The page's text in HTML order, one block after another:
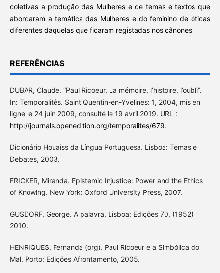
coletivas a produção das Mulheres e de temas e textos que
abordaram a temática das Mulheres e do feminino de óticas
diferentes daquelas que ficaram registadas nos cânones.
REFERÊNCIAS
DUBAR, Claude. “Paul Ricoeur, La mémoire, l’histoire, l’oubli”.
In: Temporalités. Saint Quentin-en-Yvelines: 1, 2004, mis en
ligne le 24 juin 2009, consulté le 19 avril 2019. URL :
http://journals.openedition.org/temporalites/679.
Dicionário Houaiss da Língua Portuguesa. Lisboa: Temas e
Debates, 2003.
FRICKER, Miranda. Epistemic Injustice: Power and the Ethics
of Knowing. New York: Oxford University Press, 2007.
GUSDORF, George. A palavra. Lisboa: Edições 70, (1952)
2010.
HENRIQUES, Fernanda (org). Paul Ricoeur e a Simbólica do
Mal. Porto: Edições Afrontamento, 2005.